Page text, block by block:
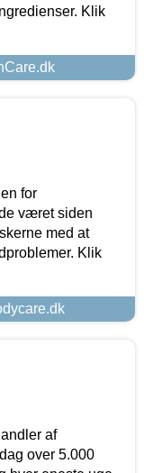
Klik
for
været siden
med at
Klik
af
over 5.000